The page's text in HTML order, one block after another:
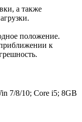
а также
положение.
к
7/8/10; Core i5; 8GB